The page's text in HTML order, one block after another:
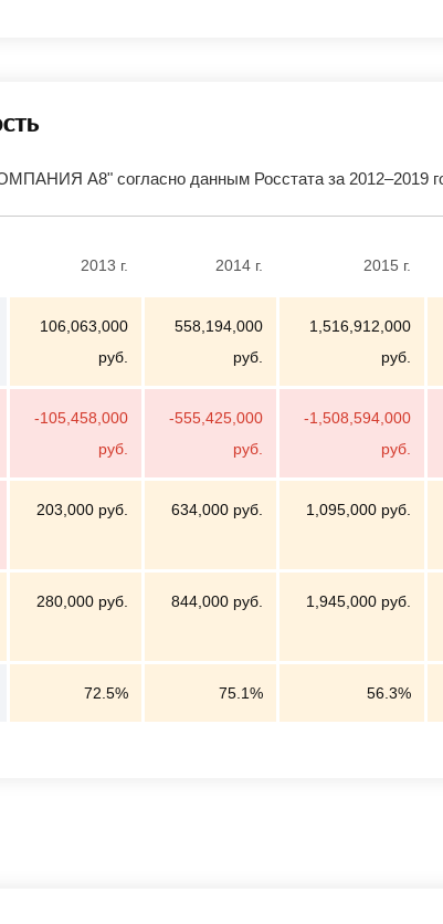
А8" согласно данным Росстата за 2012–2019
2013 г. 2014 г. 2015 г.
106,063,000
руб.
558,194,000
руб.
1,516,912,000
руб.
-105,458,000
руб.
-555,425,000
руб.
-1,508,594,000
руб.
203,000 руб. 634,000 руб. 1,095,000 руб.
280,000 руб. 844,000 руб. 1,945,000 руб.
72.5% 75.1% 56.3%